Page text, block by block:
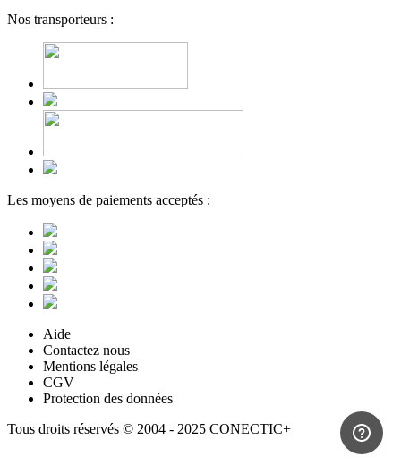
Nos transporteurs :
Les moyens de paiements acceptés :
Aide
Contactez nous
Mentions légales
CGV
Protection des données
Tous droits réservés © 2004 - 2025 CONECTIC+